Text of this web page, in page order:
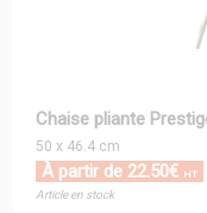
Chaise pliante
50 x 46.4 cm
À partir de 22.50€ HT
Article en stock